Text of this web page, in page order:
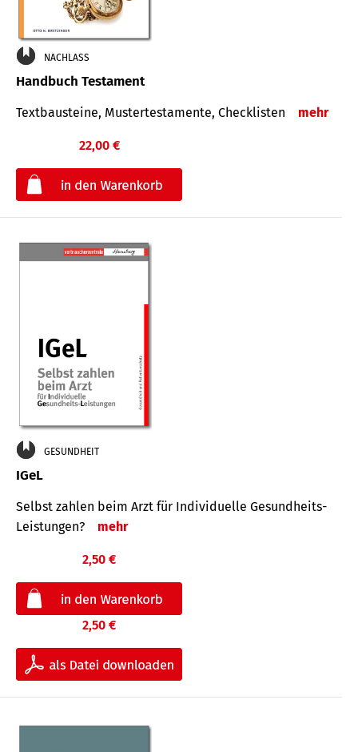
NACHLASS
Handbuch Testament
Textbausteine, Mustertestamente, Checklisten mehr
22,00 €
GESUNDHEIT
IGeL
Selbst zahlen beim Arzt für Indi­vidu­elle Gesund­heits-
Leis­tungen?
mehr
2,50 €
2,50 €